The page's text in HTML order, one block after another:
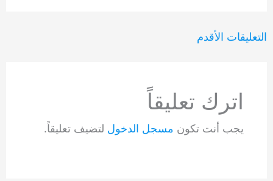
التعليقات
التعليقات الأقدم
اترك تعليقاً
يجب أنت تكون مسجل الدخول لتضيف تعليقاً.